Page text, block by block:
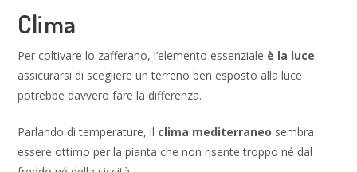
Clima
Per coltivare lo zafferano, l’elemento essenziale è la luce:
assicurarsi di scegliere un terreno ben esposto alla luce
potrebbe davvero fare la differenza.
Parlando di temperature, il clima mediterraneo sembra
essere ottimo per la pianta che non risente troppo né dal